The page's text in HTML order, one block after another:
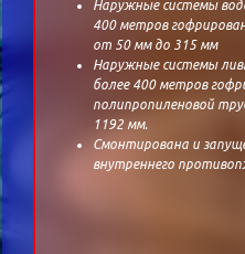
Наружные системы
400 метров
от 50 мм до 315 мм
Наружные системы
более 400 метров
полипропиленовой
1192 мм.
Смонтирована и
внутреннего